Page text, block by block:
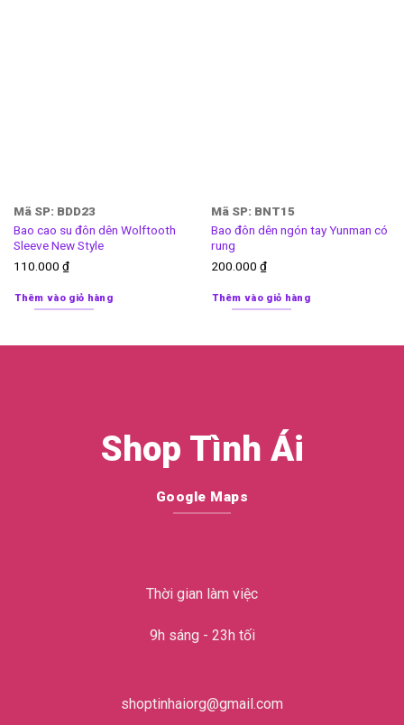
Mã SP: BDD23
Bao cao su đôn dên Wolftooth
Sleeve New Style
110.000 ₫
Thêm vào giỏ hàng
Mã SP: BNT15
Bao đôn dên ngón tay Yunman có
rung
200.000 ₫
Thêm vào giỏ hàng
Shop Tình Ái
Google Maps
Thời gian làm việc
9h sáng - 23h tối
shoptinhaiorg@gmail.com